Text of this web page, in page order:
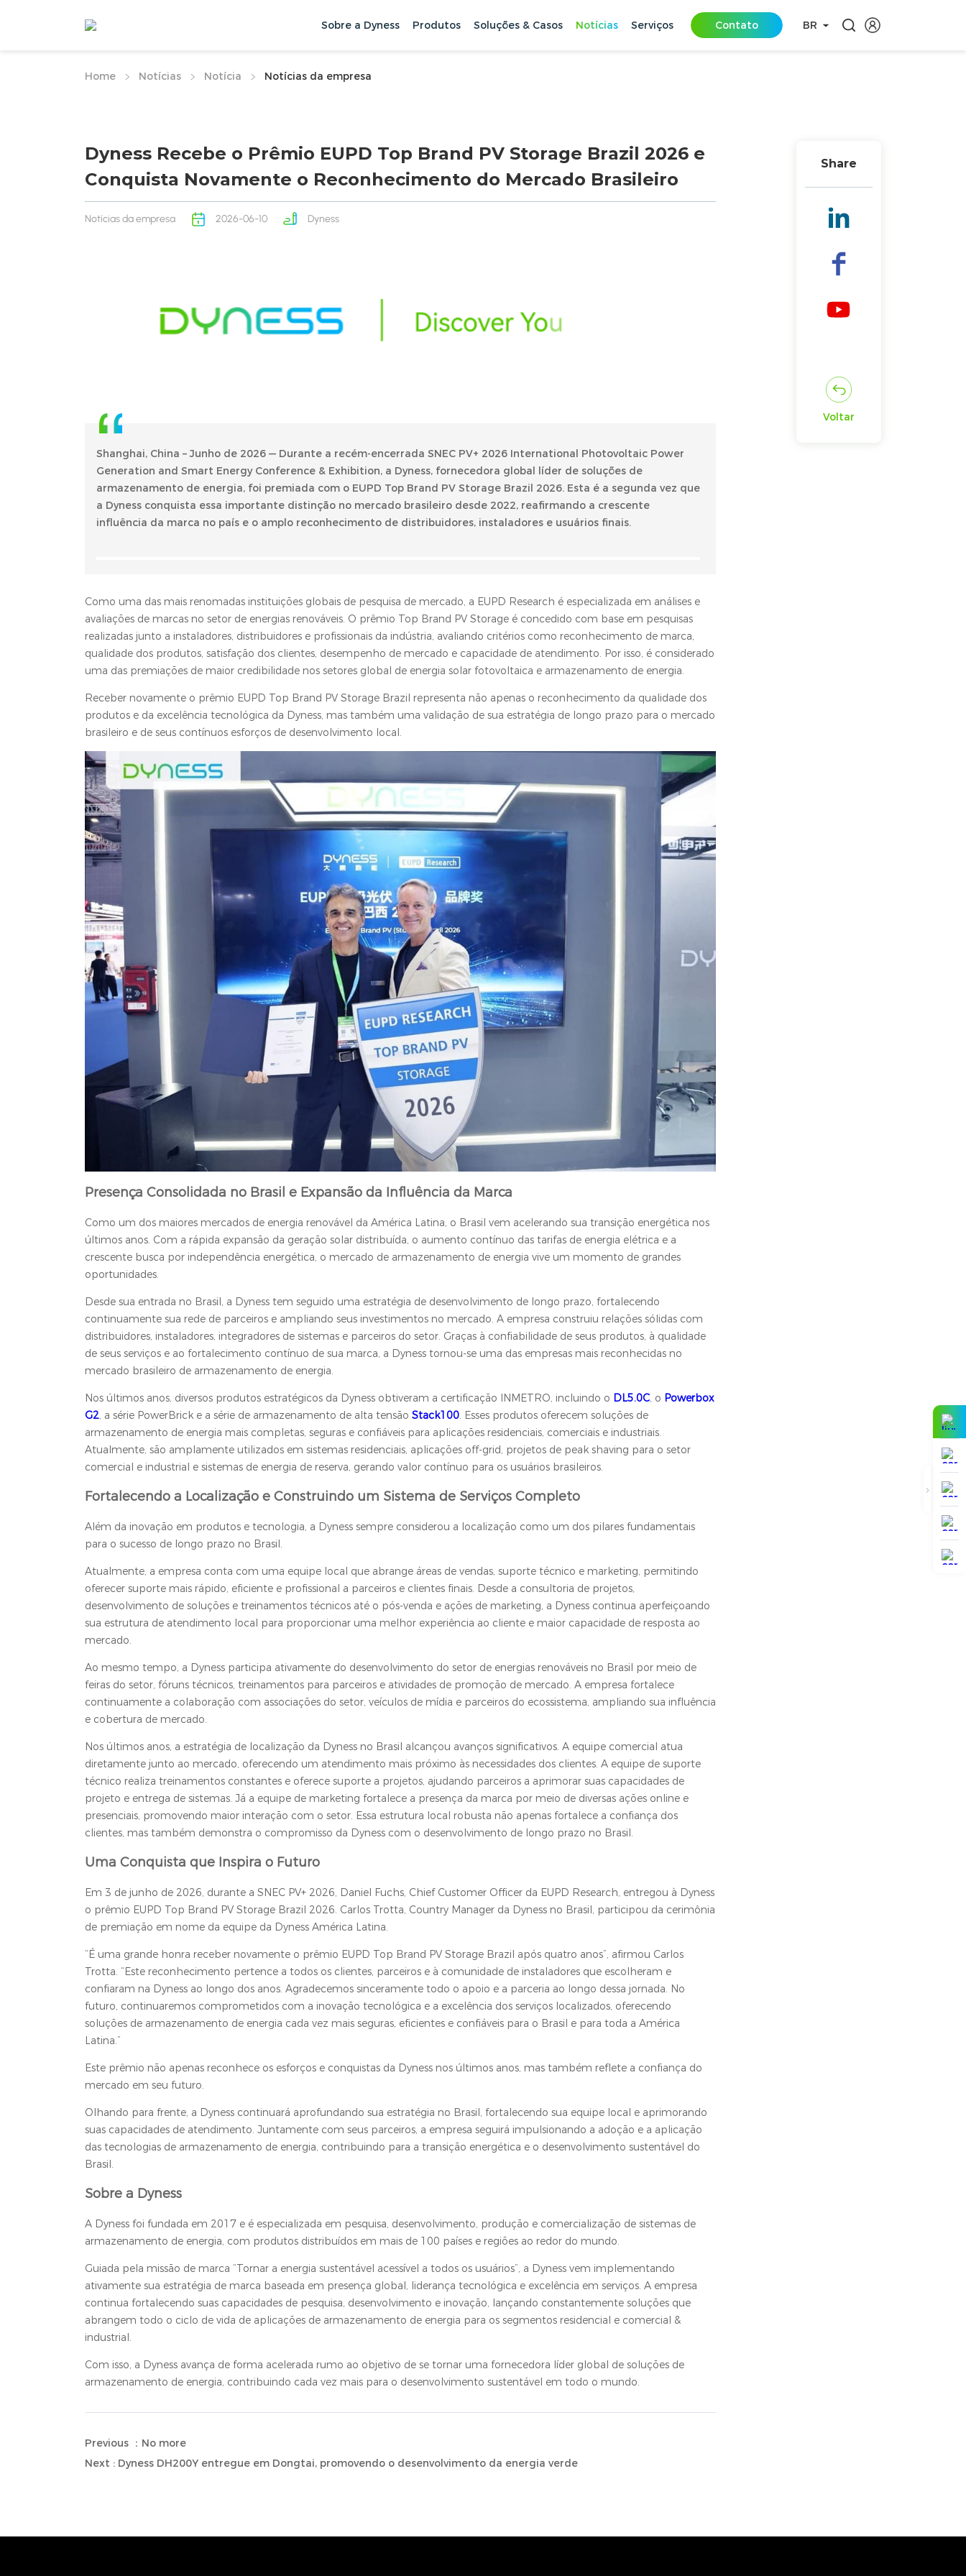
Sobre a Dyness Produtos Soluções & Casos Notícias Serviços Contato BR
Home Notícias Notícia Notícias da empresa
Dyness Recebe o Prêmio EUPD Top Brand PV Storage Brazil 2026 e
Conquista Novamente o Reconhecimento do Mercado Brasileiro
Notícias da empresa 2026-06-10 Dyness
Shanghai, China – Junho de 2026 — Durante a recém-encerrada SNEC PV+ 2026 International Photovoltaic Power
Generation and Smart Energy Conference & Exhibition, a Dyness, fornecedora global líder de soluções de
armazenamento de energia, foi premiada com o EUPD Top Brand PV Storage Brazil 2026. Esta é a segunda vez que
a Dyness conquista essa importante distinção no mercado brasileiro desde 2022, reafirmando a crescente
influência da marca no país e o amplo reconhecimento de distribuidores, instaladores e usuários finais.
Como uma das mais renomadas instituições globais de pesquisa de mercado, a EUPD Research é especializada em análises e
avaliações de marcas no setor de energias renováveis. O prêmio Top Brand PV Storage é concedido com base em pesquisas
realizadas junto a instaladores, distribuidores e profissionais da indústria, avaliando critérios como reconhecimento de marca,
qualidade dos produtos, satisfação dos clientes, desempenho de mercado e capacidade de atendimento. Por isso, é considerado
uma das premiações de maior credibilidade nos setores global de energia solar fotovoltaica e armazenamento de energia.
Receber novamente o prêmio EUPD Top Brand PV Storage Brazil representa não apenas o reconhecimento da qualidade dos
produtos e da excelência tecnológica da Dyness, mas também uma validação de sua estratégia de longo prazo para o mercado
brasileiro e de seus contínuos esforços de desenvolvimento local.
Presença Consolidada no Brasil e Expansão da Influência da Marca
Como um dos maiores mercados de energia renovável da América Latina, o Brasil vem acelerando sua transição energética nos
últimos anos. Com a rápida expansão da geração solar distribuída, o aumento contínuo das tarifas de energia elétrica e a
crescente busca por independência energética, o mercado de armazenamento de energia vive um momento de grandes
oportunidades.
Desde sua entrada no Brasil, a Dyness tem seguido uma estratégia de desenvolvimento de longo prazo, fortalecendo
continuamente sua rede de parceiros e ampliando seus investimentos no mercado. A empresa construiu relações sólidas com
distribuidores, instaladores, integradores de sistemas e parceiros do setor. Graças à confiabilidade de seus produtos, à qualidade
de seus serviços e ao fortalecimento contínuo de sua marca, a Dyness tornou-se uma das empresas mais reconhecidas no
mercado brasileiro de armazenamento de energia.
Nos últimos anos, diversos produtos estratégicos da Dyness obtiveram a certificação INMETRO, incluindo o DL5.0C, o Powerbox
G2, a série PowerBrick e a série de armazenamento de alta tensão Stack100. Esses produtos oferecem soluções de
armazenamento de energia mais completas, seguras e confiáveis para aplicações residenciais, comerciais e industriais.
Atualmente, são amplamente utilizados em sistemas residenciais, aplicações off-grid, projetos de peak shaving para o setor
comercial e industrial e sistemas de energia de reserva, gerando valor contínuo para os usuários brasileiros.
Fortalecendo a Localização e Construindo um Sistema de Serviços Completo
Além da inovação em produtos e tecnologia, a Dyness sempre considerou a localização como um dos pilares fundamentais
para o sucesso de longo prazo no Brasil.
Atualmente, a empresa conta com uma equipe local que abrange áreas de vendas, suporte técnico e marketing, permitindo
oferecer suporte mais rápido, eficiente e profissional a parceiros e clientes finais. Desde a consultoria de projetos,
desenvolvimento de soluções e treinamentos técnicos até o pós-venda e ações de marketing, a Dyness continua aperfeiçoando
sua estrutura de atendimento local para proporcionar uma melhor experiência ao cliente e maior capacidade de resposta ao
mercado.
Ao mesmo tempo, a Dyness participa ativamente do desenvolvimento do setor de energias renováveis no Brasil por meio de
feiras do setor, fóruns técnicos, treinamentos para parceiros e atividades de promoção de mercado. A empresa fortalece
continuamente a colaboração com associações do setor, veículos de mídia e parceiros do ecossistema, ampliando sua influência
e cobertura de mercado.
Nos últimos anos, a estratégia de localização da Dyness no Brasil alcançou avanços significativos. A equipe comercial atua
diretamente junto ao mercado, oferecendo um atendimento mais próximo às necessidades dos clientes. A equipe de suporte
técnico realiza treinamentos constantes e oferece suporte a projetos, ajudando parceiros a aprimorar suas capacidades de
projeto e entrega de sistemas. Já a equipe de marketing fortalece a presença da marca por meio de diversas ações online e
presenciais, promovendo maior interação com o setor. Essa estrutura local robusta não apenas fortalece a confiança dos
clientes, mas também demonstra o compromisso da Dyness com o desenvolvimento de longo prazo no Brasil.
Uma Conquista que Inspira o Futuro
Em 3 de junho de 2026, durante a SNEC PV+ 2026, Daniel Fuchs, Chief Customer Officer da EUPD Research, entregou à Dyness
o prêmio EUPD Top Brand PV Storage Brazil 2026. Carlos Trotta, Country Manager da Dyness no Brasil, participou da cerimônia
de premiação em nome da equipe da Dyness América Latina.
“É uma grande honra receber novamente o prêmio EUPD Top Brand PV Storage Brazil após quatro anos”, afirmou Carlos
Trotta. “Este reconhecimento pertence a todos os clientes, parceiros e à comunidade de instaladores que escolheram e
confiaram na Dyness ao longo dos anos. Agradecemos sinceramente todo o apoio e a parceria ao longo dessa jornada. No
futuro, continuaremos comprometidos com a inovação tecnológica e a excelência dos serviços localizados, oferecendo
soluções de armazenamento de energia cada vez mais seguras, eficientes e confiáveis para o Brasil e para toda a América
Latina.”
Este prêmio não apenas reconhece os esforços e conquistas da Dyness nos últimos anos, mas também reflete a confiança do
mercado em seu futuro.
Olhando para frente, a Dyness continuará aprofundando sua estratégia no Brasil, fortalecendo sua equipe local e aprimorando
suas capacidades de atendimento. Juntamente com seus parceiros, a empresa seguirá impulsionando a adoção e a aplicação
das tecnologias de armazenamento de energia, contribuindo para a transição energética e o desenvolvimento sustentável do
Brasil.
Sobre a Dyness
A Dyness foi fundada em 2017 e é especializada em pesquisa, desenvolvimento, produção e comercialização de sistemas de
armazenamento de energia, com produtos distribuídos em mais de 100 países e regiões ao redor do mundo.
Guiada pela missão de marca “Tornar a energia sustentável acessível a todos os usuários”, a Dyness vem implementando
ativamente sua estratégia de marca baseada em presença global, liderança tecnológica e excelência em serviços. A empresa
continua fortalecendo suas capacidades de pesquisa, desenvolvimento e inovação, lançando constantemente soluções que
abrangem todo o ciclo de vida de aplicações de armazenamento de energia para os segmentos residencial e comercial &
industrial.
Com isso, a Dyness avança de forma acelerada rumo ao objetivo de se tornar uma fornecedora líder global de soluções de
armazenamento de energia, contribuindo cada vez mais para o desenvolvimento sustentável em todo o mundo.
Previous ：No more
Next : Dyness DH200Y entregue em Dongtai, promovendo o desenvolvimento da energia verde
Share
Voltar